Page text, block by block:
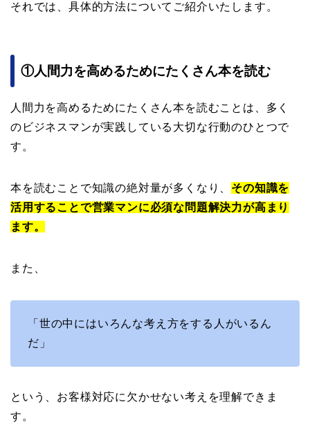
それでは、具体的方法についてご紹介いたします。
①人間力を高めるためにたくさん本を読む
人間力を高めるためにたくさん本を読むことは、多く
のビジネスマンが実践している大切な行動のひとつで
す。
本を読むことで知識の絶対量が多くなり、 その知識を
活用することで営業マンに必須な問題解決力が高まり
ます。
また、
「世の中にはいろんな考え方をする人がいるん
だ」
という、お客様対応に欠かせない考えを理解できま
す。